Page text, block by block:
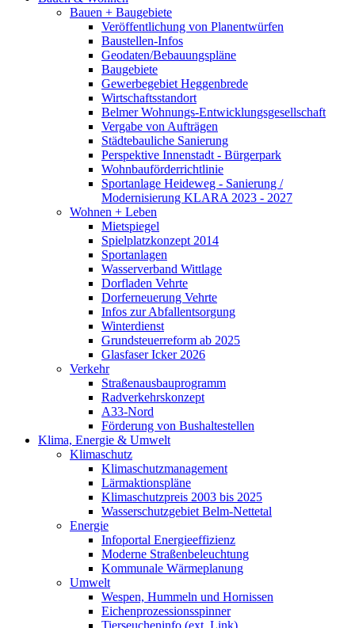
Bauen + Baugebiete
Veröffentlichung von Planentwürfen
Baustellen-Infos
Geodaten/Bebauungspläne
Baugebiete
Gewerbegebiet Heggenbrede
Wirtschaftsstandort
Belmer Wohnungs-Entwicklungsgesellschaft
Vergabe von Aufträgen
Städtebauliche Sanierung
Perspektive Innenstadt - Bürgerpark
Wohnbauförderrichtlinie
Sportanlage Heideweg - Sanierung /
Modernisierung KLARA 2023 - 2027
Wohnen + Leben
Mietspiegel
Spielplatzkonzept 2014
Sportanlagen
Wasserverband Wittlage
Dorfladen Vehrte
Dorferneuerung Vehrte
Infos zur Abfallentsorgung
Winterdienst
Grundsteuerreform ab 2025
Glasfaser Icker 2026
Verkehr
Straßenausbauprogramm
Radverkehrskonzept
A33-Nord
Förderung von Bushaltestellen
Klima, Energie & Umwelt
Klimaschutz
Klimaschutzmanagement
Lärmaktionspläne
Klimaschutzpreis 2003 bis 2025
Wasserschutzgebiet Belm-Nettetal
Energie
Infoportal Energieeffizienz
Moderne Straßenbeleuchtung
Kommunale Wärmeplanung
Umwelt
Wespen, Hummeln und Hornissen
Eichenprozessionsspinner
Tierseucheninfo (ext. Link)